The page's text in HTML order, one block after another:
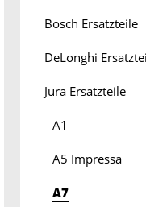
Bosch Ersatzteile
DeLonghi
Jura Ersatzteile
A1
A5 Impressa
A7